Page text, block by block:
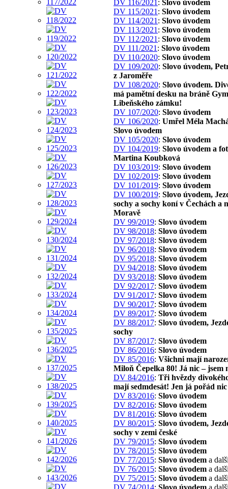
DV 116/2021 : Slovo úvodem
DV 115/2021 : Slovo úvodem
DV 114/2021 : Slovo úvodem
DV 113/2021 : Slovo úvodem
DV 112/2021 : Slovo úvodem
DV 111/2021 : Slovo úvodem
DV 110/2020: Slovo úvodem
DV 109/2020: Slovo úvodem,
z Jaroměře
DV 108/2020: Slovo úvodem.
má pamětní desku na bráně
Libeňského zámku!
DV 107/2020: Slovo úvodem
DV 106/2020: Umřel Méla
Slovo úvodem
DV 105/2020: Slovo úvodem
DV 104/2019: Slovo úvodem a
Martina Koubková
DV 103/2019: Slovo úvodem
DV 102/2019: Slovo úvodem
DV 101/2019: Slovo úvodem
DV 100/2019: Slovo úvodem,
sochy a sochy koní v Čechách a
Moravě
DV 99/2019: Slovo úvodem
DV 98/2018: Slovo úvodem
DV 97/2018: Slovo úvodem
DV 96/2018: Slovo úvodem
DV 95/2018: Slovo úvodem
DV 94/2018: Slovo úvodem
DV 93/2018: Slovo úvodem
DV 92/2017: Slovo úvodem
DV 91/2017: Slovo úvodem
DV 90/2017: Slovo úvodem
DV 89/2017: Slovo úvodem
DV 88/2017: Slovo úvodem,
sochy
DV 87/2017: Slovo úvodem
DV 86/2016: Slovo úvodem
DV 85/2016: Všichni mají
Miloň Čepelka 80! Já nic – jsem
DV 84/2016: Tři hvězdy
mají sedmdesát! Jen já pořád nic
DV 83/2016: Slovo úvodem
DV 82/2016: Slovo úvodem
DV 81/2016: Slovo úvodem
DV 80/2015: Slovo úvodem,
sochy v zemi české
DV 79/2015: Slovo úvodem
DV 78/2015: Slovo úvodem
DV 77/2015: Slovo úvodem a
DV 76/2015: Slovo úvodem a
DV 75/2015: Slovo úvodem a
DV 74/2014: Slovo úvodem a